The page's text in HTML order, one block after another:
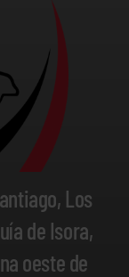
Los
de Isora,
oeste de